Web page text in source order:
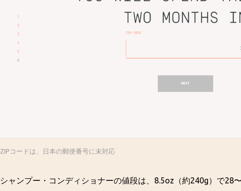
ZIPコードは、日本の郵便番号に未対応
シャンプー・コンディショナーの値段は、8.5oz（約240g）で28